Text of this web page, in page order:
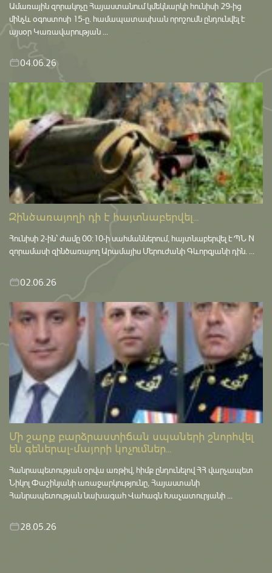
Ամառային զորակոչը Հայաստանում կմեկնարկի հունիսի 29-ից
մինչև օգոստոսի 15-ը․ համապատասխան որոշումն ընդունվել է
այսօր Կառավարության ...
04.06.26
Զինծառայողի դի է հայտնաբերվել...
Հունիսի 2-ին՝ ժամը 00:10-ի սահմաններում, հայտնաբերվել է ՊՆ N
զորամասի զինծառայող Արամայիս Մերուժանի Գևորգյանի դին. ...
02.06.26
Մի շարք բարձրաստիճան սպաների շնորհվել
են գեներալ-մայորի կոչումներ...
Հանրապետության օրվա առթիվ, հիմք ընդունելով ՀՀ վարչապետ
Նիկոլ Փաշինյանի առաջարկությունը, Հայաստանի
Հանրապետության նախագահ Վահագն Խաչատուրյանի ...
28.05.26